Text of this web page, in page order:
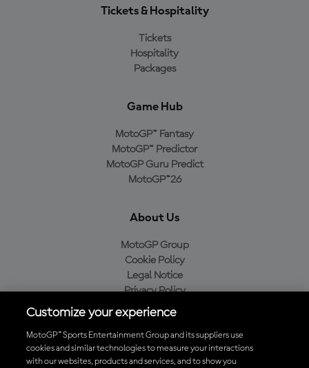
Tickets & Hospitality
Tickets
Hospitality
Packages
Game Hub
MotoGP™ Fantasy
MotoGP™ Predictor
MotoGP Guru Predict
MotoGP™26
About Us
MotoGP Group
Cookie Policy
Legal Notice
Privacy Policy
Purchase Policy
Baixe o aplicativo oficial da MotoGP™
Customize your experience
MotoGP™ Sports Entertainment Group and its suppliers use
cookies and similar technologies to measure your interactions
with our websites, products and services, and to show you